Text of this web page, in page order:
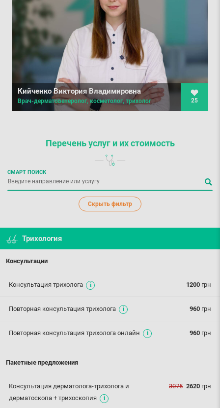
25
Кийченко Виктория Владимировна
Врач-дерматовенеролог, косметолог, трихолог
Перечень услуг и их стоимость
СМАРТ ПОИСК
Скрыть фильтр
Трихология
Консультации
1200 грн
Консультация трихолога
960 грн
Повторная консультация трихолога
960 грн
Повторная консультация трихолога онлайн
Пакетные предложения
3075 2620 грн
Консультация дерматолога-трихолога и
дерматоскопа + трихоскопия